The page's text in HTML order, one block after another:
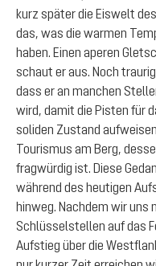
kurz später die Eiswelt
das, was die warmen
haben. Einen aperen
schaut er aus. Noch
dass er an manchen
wird, damit die Pisten für
soliden Zustand
Tourismus am Berg,
fragwürdig ist. Diese
während des heutigen
hinweg. Nachdem wir uns
Schlüsselstellen auf das
Aufstieg über die